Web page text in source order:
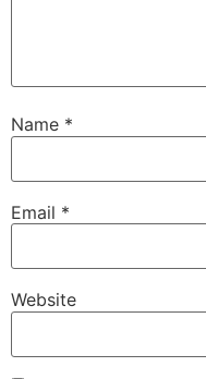
Name *
Email *
Website